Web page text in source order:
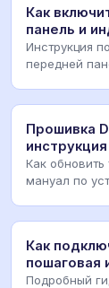
Как
панель и
Инструкция
передней
Прошивка
инструкция
Как
мануал по
Как
пошаговая
Подробный